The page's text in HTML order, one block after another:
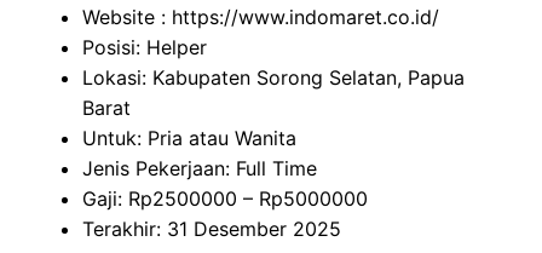
Website : https://www.indomaret.co.id/
Posisi: Helper
Lokasi: Kabupaten Sorong Selatan, Papua
Barat
Untuk: Pria atau Wanita
Jenis Pekerjaan: Full Time
Gaji: Rp2500000 – Rp5000000
Terakhir: 31 Desember 2025